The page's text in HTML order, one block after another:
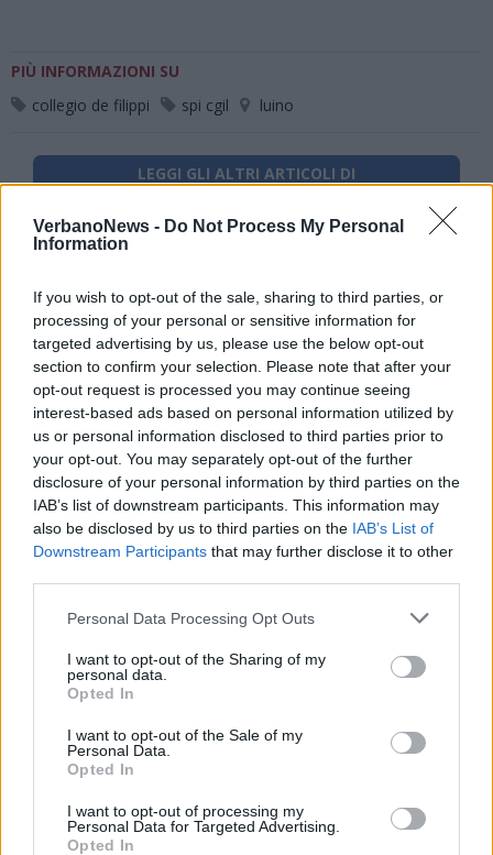
VerbanoNews - Do Not Process My Personal
Information
If you wish to opt-out of the sale, sharing to third parties, or
processing of your personal or sensitive information for
targeted advertising by us, please use the below opt-out
section to confirm your selection. Please note that after your
opt-out request is processed you may continue seeing
interest-based ads based on personal information utilized by
us or personal information disclosed to third parties prior to
your opt-out. You may separately opt-out of the further
disclosure of your personal information by third parties on the
IAB’s list of downstream participants. This information may
also be disclosed by us to third parties on the IAB’s List of
Downstream Participants that may further disclose it to other
Personal Data Processing Opt Outs
I want to opt-out of the Sharing of my
personal data.
Opted In
I want to opt-out of the Sale of my
Personal Data.
Opted In
I want to opt-out of processing my
Personal Data for Targeted Advertising.
Opted In
PIÙ INFORMAZIONI SU
collegio de filippi
spi cgil luino
LEGGI GLI ALTRI ARTICOLI DI